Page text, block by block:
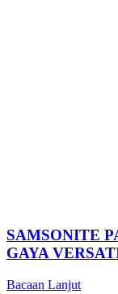
SAMSONITE
GAYA
Bacaan Lanjut